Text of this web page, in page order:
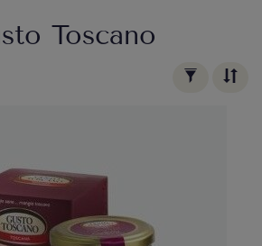
Toscano